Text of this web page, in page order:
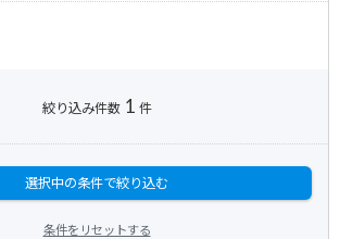
絞り込み件数 1 件
選択中の条件で絞り込む
条件をリセットする